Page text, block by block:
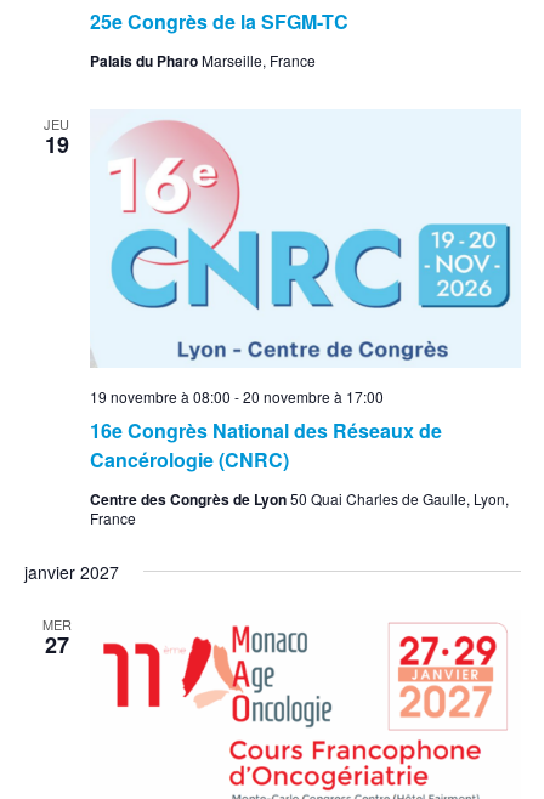
25e Congrès de la SFGM-TC
Palais du PharoMarseille, France
JEU
19
16e Congrès National des Réseaux de
Cancérologie (CNRC)
19 novembre à 08:00 -20 novembre à 17:00
Centre des Congrès de Lyon50 Quai Charles de Gaulle, Lyon,
France
janvier 2027
MER
27